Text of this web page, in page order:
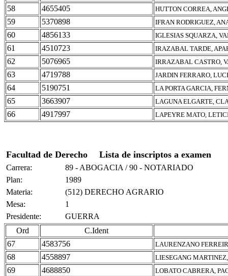
58 4655405 HUTTON CORREA,
59 5370898 IFRAN RODRIGUEZ,
60 4856133 IGLESIAS SQUARZA,
61 4510723 IRAZABAL TARDE,
62 5076965 IRRAZABAL CASTRO,
63 4719788 JARDIN FERRARO,
64 5190751 LA PORTA GARCIA,
65 3663907 LAGUNA ELGARTE,
66 4917997 LAPEYRE MATO,
Facultad de Derecho Lista de inscriptos a examen
Carrera:
89 - ABOGACIA / 90 - NOTARIADO
Plan:
1989
Materia:
(512) DERECHO AGRARIO
Mesa:
1
Presidente:
GUERRA
Ord
C.Ident
67
4583756 LAURENZANO
68 4558897 LIESEGANG
69 4688850 LOBATO CABRERA,